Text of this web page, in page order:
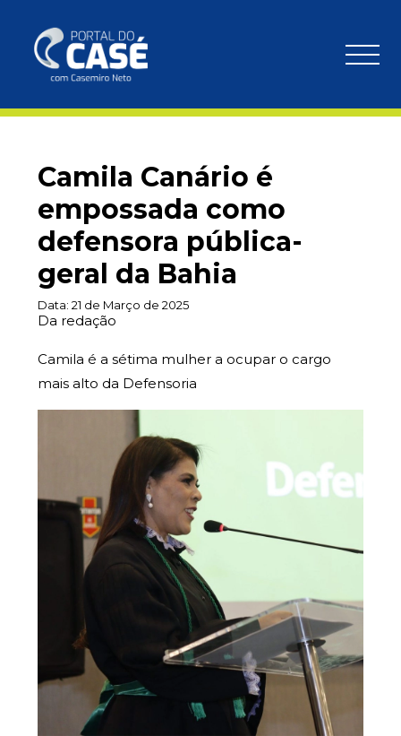
Camila Canário é
empossada como
defensora pública-
geral da Bahia
Data: 21 de Março de 2025
Da redação
Camila é a sétima mulher a ocupar o cargo
mais alto da Defensoria